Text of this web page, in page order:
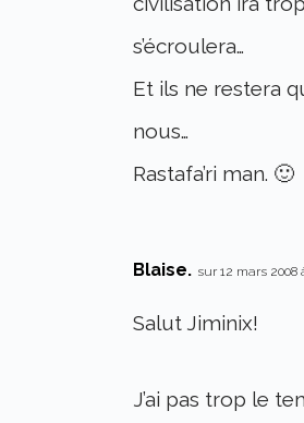
s’écroulera…
Et ils ne restera
nous…
Rastafa’ri man. 🙂
Blaise. sur 12 mars 2008
Salut Jiminix!
J’ai pas trop le